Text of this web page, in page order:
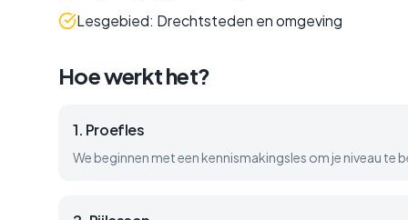
Lesgebied: Drechtsteden en omgeving
Hoe werkt het?
1. Proefles
We beginnen met een kennismakingsles om je niveau te